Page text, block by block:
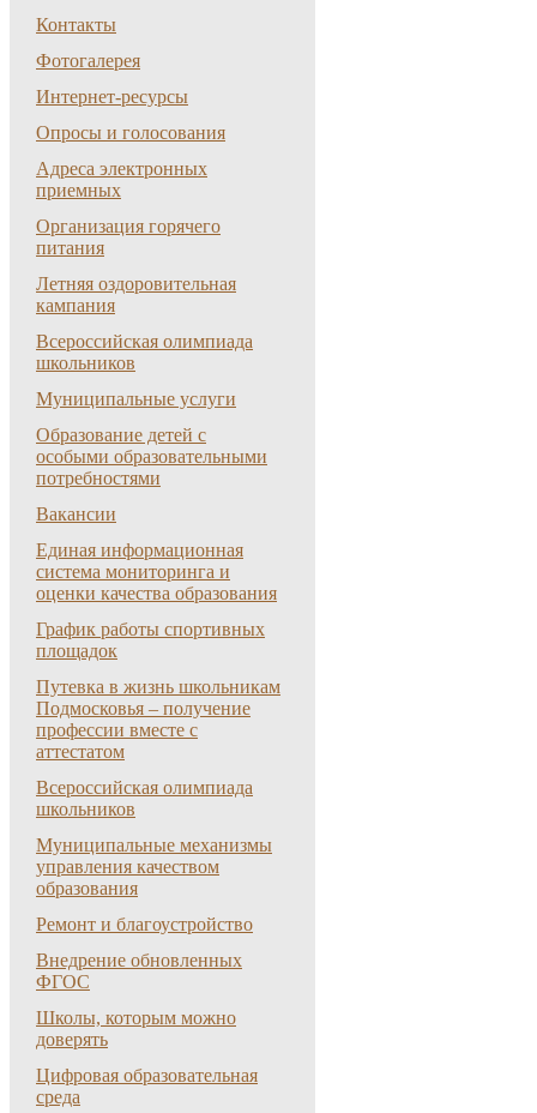
Контакты
Фотогалерея
Интернет-ресурсы
Опросы и голосования
Адреса электронных
приемных
Организация горячего
питания
Летняя оздоровительная
кампания
Всероссийская олимпиада
школьников
Муниципальные услуги
Образование детей с
особыми образовательными
потребностями
Вакансии
Единая информационная
система мониторинга и
оценки качества образования
График работы спортивных
площадок
Путевка в жизнь школьникам
Подмосковья – получение
профессии вместе с
аттестатом
Всероссийская олимпиада
школьников
Муниципальные механизмы
управления качеством
образования
Ремонт и благоустройство
Внедрение обновленных
ФГОС
Школы, которым можно
доверять
Цифровая образовательная
среда